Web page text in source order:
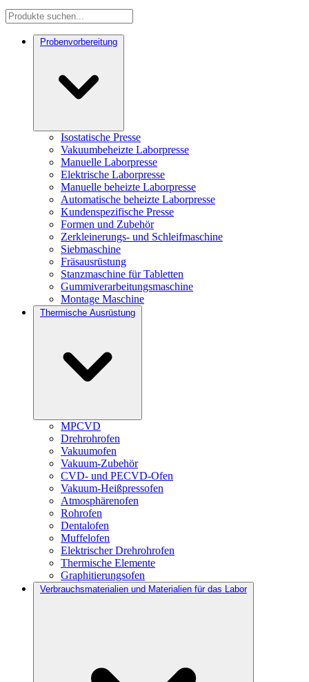
Probenvorbereitung
Isostatische Presse
Vakuumbeheizte Laborpresse
Manuelle Laborpresse
Elektrische Laborpresse
Manuelle beheizte Laborpresse
Automatische beheizte Laborpresse
Kundenspezifische Presse
Formen und Zubehör
Zerkleinerungs- und Schleifmaschine
Siebmaschine
Fräsausrüstung
Stanzmaschine für Tabletten
Gummiverarbeitungsmaschine
Montage Maschine
Thermische Ausrüstung
MPCVD
Drehrohrofen
Vakuumofen
Vakuum-Zubehör
CVD- und PECVD-Ofen
Vakuum-Heißpressofen
Atmosphärenofen
Rohrofen
Dentalofen
Muffelofen
Elektrischer Drehrohrofen
Thermische Elemente
Graphitierungsofen
Verbrauchsmaterialien und Materialien für das Labor